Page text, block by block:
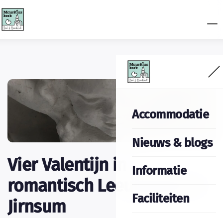
Accommodatie
Nieuws & blogs
Informatie
Faciliteiten
Vier Valentijn in
romantisch Leeuwarden &
Jirnsum